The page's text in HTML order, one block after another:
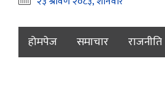
होमपेज समाचार राजनीति